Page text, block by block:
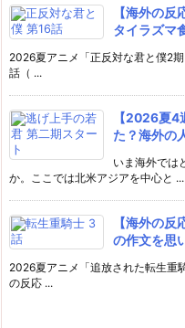
【海外の
タイラズマ
2026夏アニメ「正反対な君と僕2
話（ ...
【2026夏4
た？海外の
いま海外では
か。ここでは北米アジアを中心と ...
【海外の
の作文を思
2026夏アニメ「追放された転生重
の反応 ...